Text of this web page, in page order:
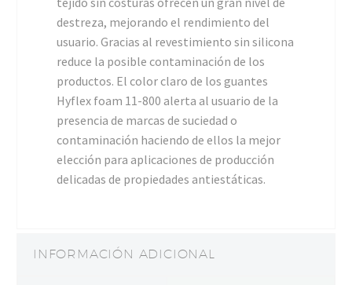
destreza, mejorando el rendimiento del
usuario. Gracias al revestimiento sin silicona
reduce la posible contaminación de los
productos. El color claro de los guantes
Hyflex foam 11-800 alerta al usuario de la
presencia de marcas de suciedad o
contaminación haciendo de ellos la mejor
elección para aplicaciones de producción
delicadas de propiedades antiestáticas.
INFORMACIÓN ADICIONAL